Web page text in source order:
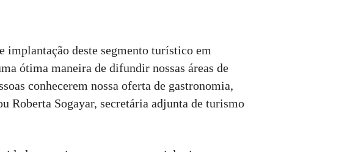
implantação deste segmento turístico em
ótima maneira de difundir nossas áreas de
conhecerem nossa oferta de gastronomia,
Roberta Sogayar, secretária adjunta de turismo